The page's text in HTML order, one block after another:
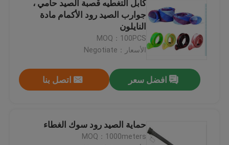
كابل التغطيه قصبة الصيد حامي ،
جوارب الصيد رود الأكمام مادة
النايلون
MOQ：100PCS
الأسعار：Negotiate
افضل سعر اتصل بنا
حماية الصيد رود سوك الغطاء
MOQ：1000meters